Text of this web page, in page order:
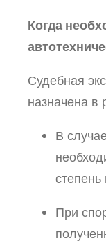
Когда
Судебная
назначена в
В
степень
При